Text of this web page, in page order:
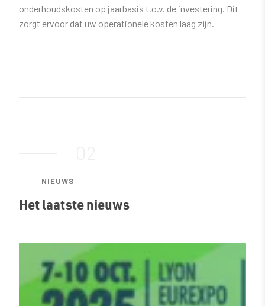
onderhoudskosten op jaarbasis t.o.v. de investering. Dit
zorgt ervoor dat uw operationele kosten laag zijn.
NIEUWS
Het laatste nieuws